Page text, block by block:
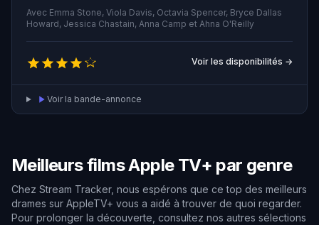
danger : écrire un livre qui bouleverse les conventions
sociales de leur époque. Malgré les obstacles, leur
solidarité va grandir et elles auront le courage de défier
l'ordre établi et de confronter les résistants du
changement dans leur ville.
Avec Emma Stone, Viola Davis, Octavia Spencer, Bryce Dallas
Howard, Jessica Chastain, Anna Camp et Ahna O'Reilly
Voir les disponibilités →
Voir la bande-annonce
Meilleurs films Apple TV+ par genre
Chez Stream Tracker, nous espérons que ce top des meilleurs
drames sur AppleTV+ vous a aidé à trouver de quoi regarder.
Pour prolonger la découverte, consultez nos autres sélections